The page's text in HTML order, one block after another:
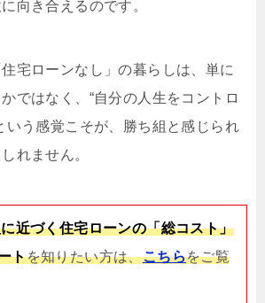
向き合えるのです。
宅ローンなし」の暮らしは、単に
ではなく、“自分の人生をコントロ
いう感覚こそが、勝ち組と感じられ
れません。
近づく住宅ローンの「総コスト」
トを知りたい方は、こちらをご覧